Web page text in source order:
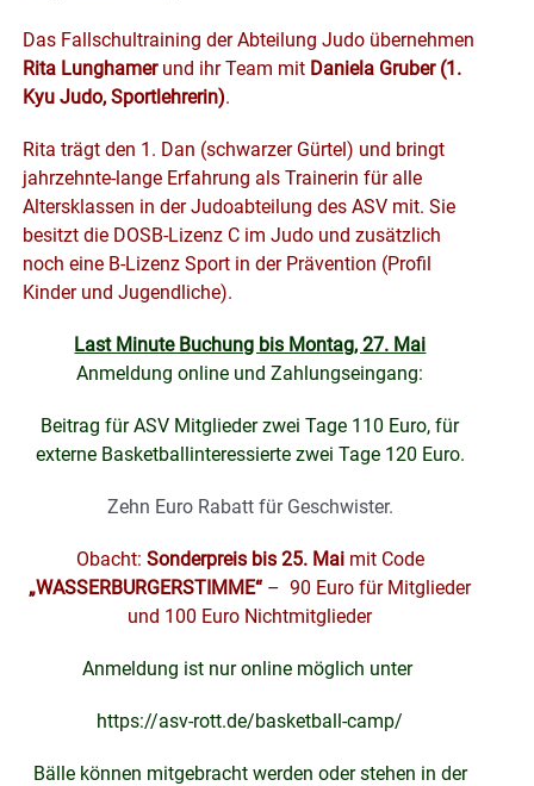
Das Fallschultraining der Abteilung Judo übernehmen
Rita Lunghamerund ihr Team mit Daniela Gruber (1.
Kyu Judo, Sportlehrerin).
Rita trägt den 1. Dan (schwarzer Gürtel) und bringt
jahrzehnte-lange Erfahrung als Trainerin für alle
Altersklassen in der Judoabteilung des ASV mit. Sie
besitzt die DOSB-Lizenz C im Judo und zusätzlich
noch eine B-Lizenz Sport in der Prävention (Profil
Kinder und Jugendliche).
Last Minute Buchung bis Montag, 27. Mai
Anmeldung online und Zahlungseingang:
Beitrag für ASV Mitglieder zwei Tage 110 Euro, für
externe Basketballinteressierte zwei Tage 120 Euro.
Zehn Euro Rabatt für Geschwister.
Obacht: Sonderpreis bis 25. Maimit Code
„WASSERBURGERSTIMME“ – 90 Euro für Mitglieder
und 100 Euro Nichtmitglieder
Anmeldung ist nur online möglich unter
https://asv-rott.de/basketball-camp/
Bälle können mitgebracht werden oder stehen in der